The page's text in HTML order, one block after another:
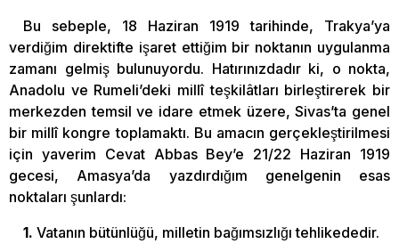
Bu sebeple, 18 Haziran 1919 tarihinde, Trakya’ya
verdiğim direktifte işaret ettiğim bir noktanın uygulanma
zamanı gelmiş bulunuyordu. Hatırınızdadır ki, o nokta,
Anadolu ve Rumeli’deki millî teşkilâtları birleştirerek bir
merkezden temsil ve idare etmek üzere, Sivas’ta genel
bir millî kongre toplamaktı. Bu amacın gerçekleştirilmesi
için yaverim Cevat Abbas Bey’e 21/22 Haziran 1919
gecesi, Amasya’da yazdırdığım genelgenin esas
noktaları şunlardı:
1. Vatanın bütünlüğü, milletin bağımsızlığı tehlikededir.